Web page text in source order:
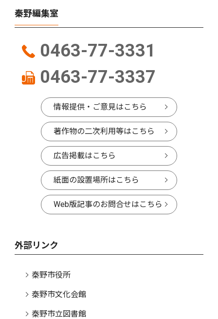
秦野編集室
0463-77-3331
0463-77-3337
情報提供・ご意見はこちら
著作物の二次利用等はこちら
広告掲載はこちら
紙面の設置場所はこちら
Web版記事のお問合せはこちら
外部リンク
秦野市役所
秦野市文化会館
秦野市立図書館